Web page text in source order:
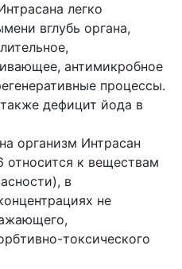
легко
вглубь органа,
антимикробное
процессы.
дефицит йода в
организм Интрасан
относится к веществам
в
не
токсического